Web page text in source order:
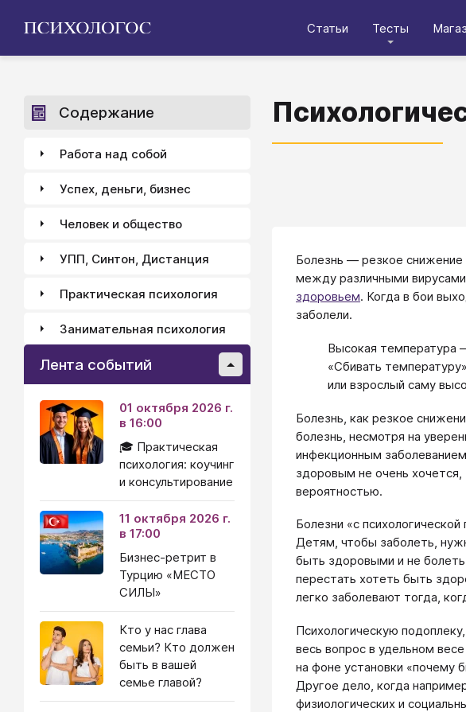
Статьи Тесты
Болезнь — резкое снижение
между различными
здоровьем. Когда в бои
заболели.
Высокая температура
«Сбивать
или взрослый саму
Болезнь, как резкое
болезнь, несмотря на
инфекционным
здоровым не очень
вероятностью.
Болезни «с
Детям, чтобы заболеть,
быть здоровыми и не
перестать хотеть быть
легко заболевают тогда,
Психологическую
весь вопрос в удельном
на фоне установки «почему
Другое дело, когда
физиологических и
Содержание
Работа над собой
Успех, деньги, бизнес
Человек и общество
УПП, Синтон, Дистанция
Практическая психология
Занимательная психология
Лента событий
01 октября 2026 г.
в 16:00
🎓 Практическая
психология: коучинг
и консультирование
11 октября 2026 г.
в 17:00
Бизнес-ретрит в
Турцию «МЕСТО
СИЛЫ»
Кто у нас глава
семьи? Кто должен
быть в вашей
семье главой?